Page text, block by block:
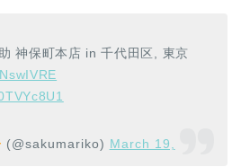
神保町本店 in 千代田区, 東京
(@sakumariko) March 19,